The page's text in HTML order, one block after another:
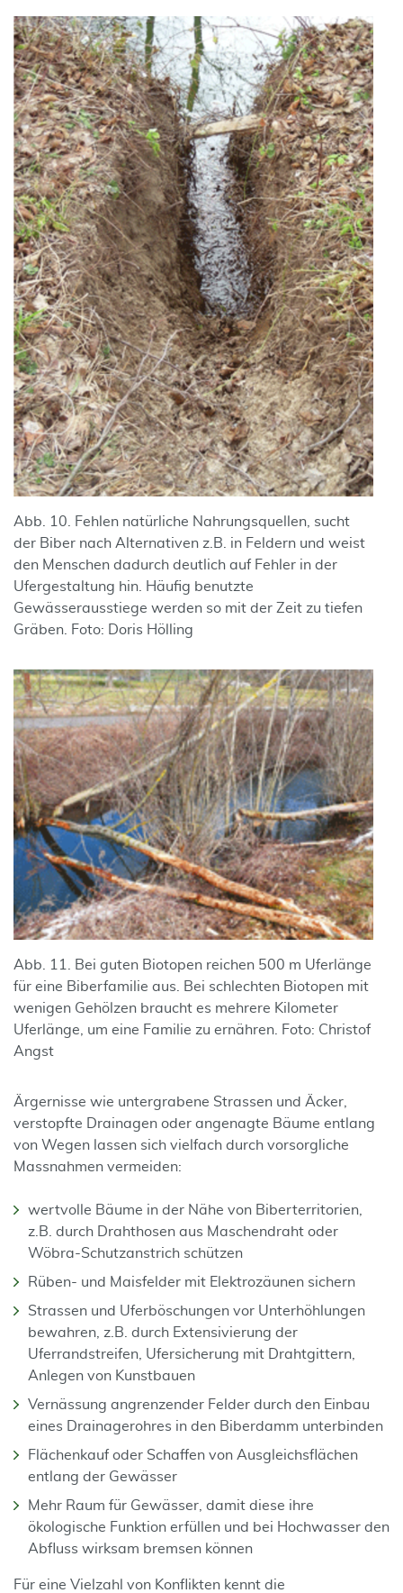
Abb. 10. Fehlen natürliche Nahrungsquellen, sucht
der Biber nach Alternativen z.B. in Feldern und weist
den Menschen dadurch deutlich auf Fehler in der
Ufergestaltung hin. Häufig benutzte
Gewässerausstiege werden so mit der Zeit zu tiefen
Gräben. Foto: Doris Hölling
Abb. 11. Bei guten Biotopen reichen 500 m Uferlänge
für eine Biberfamilie aus. Bei schlechten Biotopen mit
wenigen Gehölzen braucht es mehrere Kilometer
Uferlänge, um eine Familie zu ernähren. Foto: Christof
Angst
Ärgernisse wie untergrabene Strassen und Äcker,
verstopfte Drainagen oder angenagte Bäume entlang
von Wegen lassen sich vielfach durch vorsorgliche
Massnahmen vermeiden:
wertvolle Bäume in der Nähe von Biberterritorien,
z.B. durch Drahthosen aus Maschendraht oder
Wöbra-Schutzanstrich schützen
Rüben- und Maisfelder mit Elektrozäunen sichern
Strassen und Uferböschungen vor Unterhöhlungen
bewahren, z.B. durch Extensivierung der
Uferrandstreifen, Ufersicherung mit Drahtgittern,
Anlegen von Kunstbauen
Vernässung angrenzender Felder durch den Einbau
eines Drainagerohres in den Biberdamm unterbinden
Flächenkauf oder Schaffen von Ausgleichsflächen
entlang der Gewässer
Mehr Raum für Gewässer, damit diese ihre
ökologische Funktion erfüllen und bei Hochwasser den
Abfluss wirksam bremsen können
Für eine Vielzahl von Konflikten kennt die